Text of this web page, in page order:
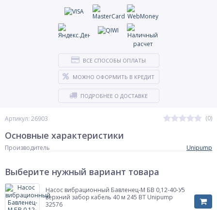
Артикул: 26903 (0)
ВСЕ СПОСОБЫ ОПЛАТЫ
МОЖНО ОФОРМИТЬ В КРЕДИТ
ПОДРОБНЕЕ О ДОСТАВКЕ
Основные характеристики
Производитель Unipump
Выберите нужный вариант товара
Насос вибрационный Бавленец-М БВ 0,12-40-У5
верхний забор кабель 40 м 245 ВТ Unipump
32576